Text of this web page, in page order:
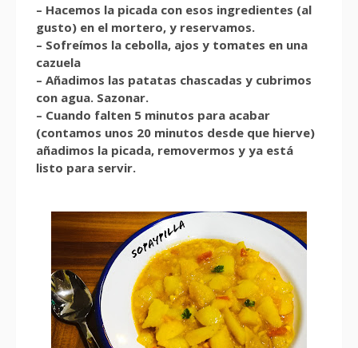
– Hacemos la picada con esos ingredientes (al
gusto) en el mortero, y reservamos.
– Sofreímos la cebolla, ajos y tomates en una
cazuela
– Añadimos las patatas chascadas y cubrimos
con agua. Sazonar.
– Cuando falten 5 minutos para acabar
(contamos unos 20 minutos desde que hierve)
añadimos la picada, removermos y ya está
listo para servir.